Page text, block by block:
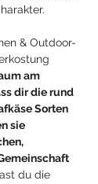
& Outdoor-
am
dir die rund
Sorten
sie
du die